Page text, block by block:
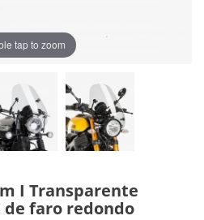
tap to zoom
I Transparente
de faro redondo